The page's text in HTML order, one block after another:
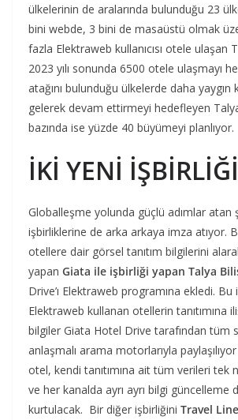
ülkelerinin de aralarında bulunduğu 23
bini webde, 3 bini de masaüstü olmak
fazla Elektraweb kullanıcısı otele ulaşan
2023 yılı sonunda 6500 otele ulaşmayı
atağını bulunduğu ülkelerde daha yaygın
gelerek devam ettirmeyi hedefleyen
bazında ise yüzde 40 büyümeyi planlıyor.
İKİ YENİ İŞBİRLİĞİ
Globalleşme yolunda güçlü adımlar atan
işbirliklerine de arka arkaya imza atıyor.
otellere dair görsel tanıtım bilgilerini
yapan Giata ile işbirliği yapan Talya
Drive’ı Elektraweb programına ekledi. Bu
Elektraweb kullanan otellerin tanıtımına
bilgiler Giata Hotel Drive tarafından tüm
anlaşmalı arama motorlarıyla
otel, kendi tanıtımına ait tüm verileri tek
ve her kanalda ayrı ayrı bilgi güncelleme
kurtulacak. Bir diğer işbirliğini Travel Line